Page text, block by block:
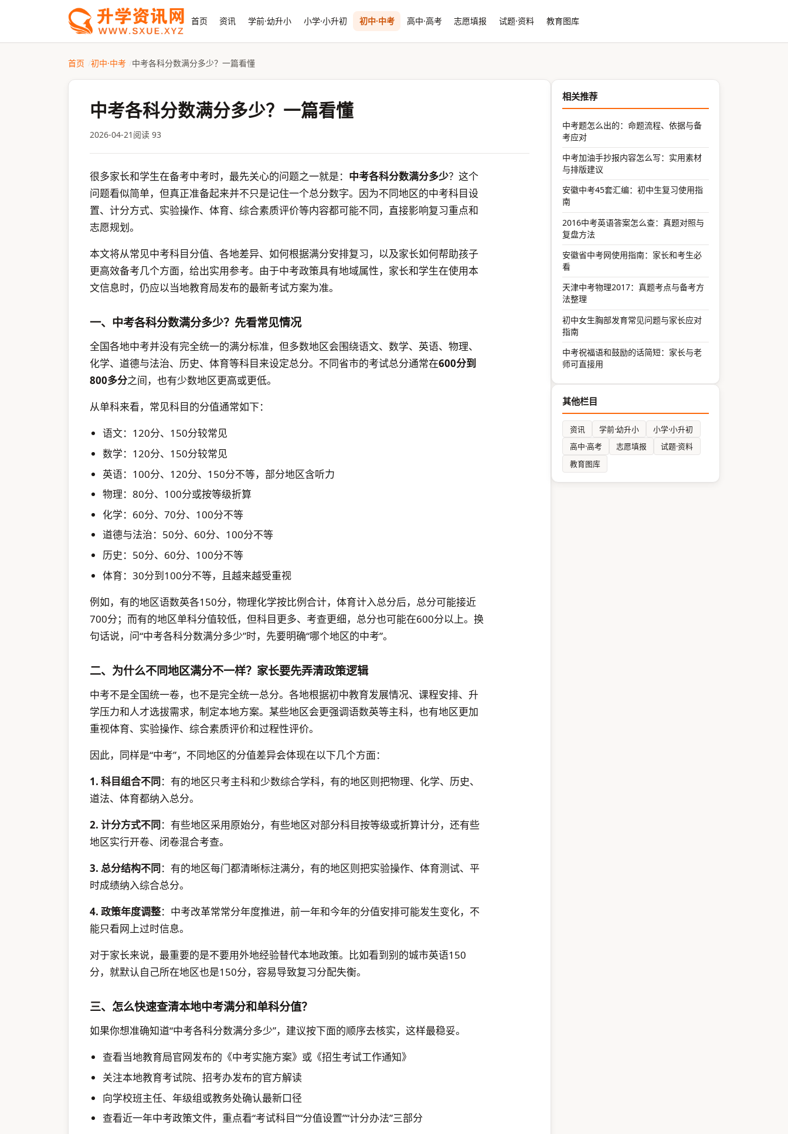
首页 资讯 学前·幼升小 小学·小升初 初中·中考 高中·高考 志愿填报 试题·资料 教育图库
首页 初中·中考 中考各科分数满分多少？一篇看懂
中考各科分数满分多少？一篇看懂
2026-04-21 阅读 93
很多家长和学生在备考中考时，最先关心的问题之一就是： 中考各科分数满分多少？这个
问题看似简单，但真正准备起来并不只是记住一个总分数字。因为不同地区的中考科目设
置、计分方式、实验操作、体育、综合素质评价等内容都可能不同，直接影响复习重点和
志愿规划。
本文将从常见中考科目分值、各地差异、如何根据满分安排复习，以及家长如何帮助孩子
更高效备考几个方面，给出实用参考。由于中考政策具有地域属性，家长和学生在使用本
文信息时，仍应以当地教育局发布的最新考试方案为准。
一、中考各科分数满分多少？先看常见情况
全国各地中考并没有完全统一的满分标准，但多数地区会围绕语文、数学、英语、物理、
化学、道德与法治、历史、体育等科目来设定总分。不同省市的考试总分通常在600分到
800多分之间，也有少数地区更高或更低。
从单科来看，常见科目的分值通常如下：
语文：120分、150分较常见
数学：120分、150分较常见
英语：100分、120分、150分不等，部分地区含听力
物理：80分、100分或按等级折算
化学：60分、70分、100分不等
道德与法治：50分、60分、100分不等
历史：50分、60分、100分不等
体育：30分到100分不等，且越来越受重视
例如，有的地区语数英各150分，物理化学按比例合计，体育计入总分后，总分可能接近
700分；而有的地区单科分值较低，但科目更多、考查更细，总分也可能在600分以上。换
句话说，问“中考各科分数满分多少”时，先要明确“哪个地区的中考”。
二、为什么不同地区满分不一样？家长要先弄清政策逻辑
中考不是全国统一卷，也不是完全统一总分。各地根据初中教育发展情况、课程安排、升
学压力和人才选拔需求，制定本地方案。某些地区会更强调语数英等主科，也有地区更加
重视体育、实验操作、综合素质评价和过程性评价。
因此，同样是“中考”，不同地区的分值差异会体现在以下几个方面：
1. 科目组合不同：有的地区只考主科和少数综合学科，有的地区则把物理、化学、历史、
道法、体育都纳入总分。
2. 计分方式不同：有些地区采用原始分，有些地区对部分科目按等级或折算计分，还有些
地区实行开卷、闭卷混合考查。
3. 总分结构不同：有的地区每门都清晰标注满分，有的地区则把实验操作、体育测试、平
时成绩纳入综合总分。
4. 政策年度调整：中考改革常常分年度推进，前一年和今年的分值安排可能发生变化，不
能只看网上过时信息。
对于家长来说，最重要的是不要用外地经验替代本地政策。比如看到别的城市英语150
分，就默认自己所在地区也是150分，容易导致复习分配失衡。
三、怎么快速查清本地中考满分和单科分值？
如果你想准确知道“中考各科分数满分多少”，建议按下面的顺序去核实，这样最稳妥。
查看当地教育局官网发布的《中考实施方案》或《招生考试工作通知》
关注本地教育考试院、招考办发布的官方解读
向学校班主任、年级组或教务处确认最新口径
查看近一年中考政策文件，重点看“考试科目”“分值设置”“计分办法”三部分
相关推荐
中考题怎么出的：命题流程、依据与备
考应对
中考加油手抄报内容怎么写：实用素材
与排版建议
安徽中考45套汇编：初中生复习使用指
南
2016中考英语答案怎么查：真题对照与
复盘方法
安徽省中考网使用指南：家长和考生必
看
天津中考物理2017：真题考点与备考方
法整理
初中女生胸部发育常见问题与家长应对
指南
中考祝福语和鼓励的话简短：家长与老
师可直接用
其他栏目
资讯 学前·幼升小
小学·小升初
高中·高考
志愿填报
试题·资料
教育图库